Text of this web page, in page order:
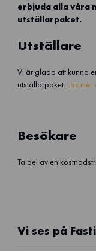
erbjuda alla våra
utställarpaket.
Utställare
Vi är glada att kunna
utställarpaket. Läs mer
Besökare
Ta del av en
Vi ses på